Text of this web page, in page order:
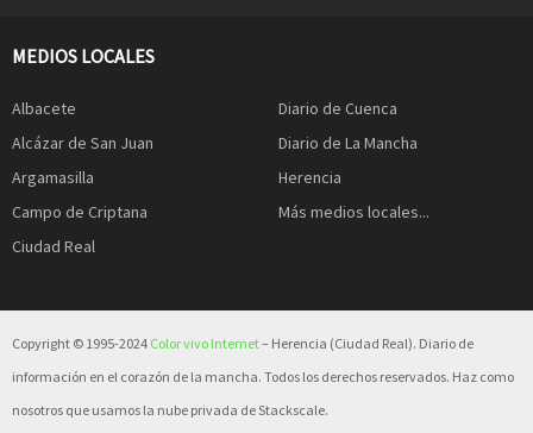
MEDIOS LOCALES
Albacete
Alcázar de San Juan
Argamasilla
Campo de Criptana
Ciudad Real
Diario de Cuenca
Diario de La Mancha
Herencia
Más medios locales...
Copyright © 1995-2024 Color vivo Internet– Herencia (Ciudad Real). Diario de
información en el corazón de la mancha. Todos los derechos reservados. Haz como
nosotros que usamos la nube privada de Stackscale.